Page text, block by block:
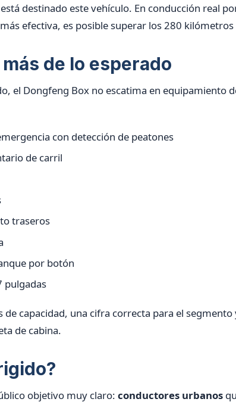
destinado este vehículo. En conducción real
efectiva, es posible superar los 280
de lo esperado
el Dongfeng Box no escatima en equipamiento
con detección de peatones
de carril
traseros
por botón
pulgadas
capacidad, una cifra correcta para el segmento
de cabina.
objetivo muy claro: conductores urbanos